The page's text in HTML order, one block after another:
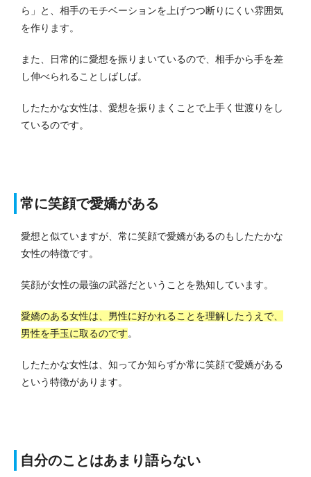
ら」と、相手のモチベーションを上げつつ断りにくい雰囲気
を作ります。
また、日常的に愛想を振りまいているので、相手から手を差
し伸べられることしばしば。
したたかな女性は、愛想を振りまくことで上手く世渡りをし
ているのです。
常に笑顔で愛嬌がある
愛想と似ていますが、常に笑顔で愛嬌があるのもしたたかな
女性の特徴です。
笑顔が女性の最強の武器だということを熟知しています。
愛嬌のある女性は、男性に好かれることを理解したうえで、
男性を手玉に取るのです。
したたかな女性は、知ってか知らずか常に笑顔で愛嬌がある
という特徴があります。
自分のことはあまり語らない